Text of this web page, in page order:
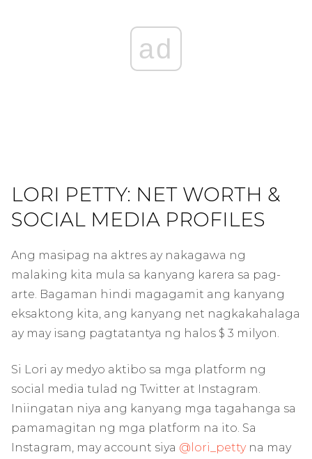
ad
LORI PETTY: NET WORTH &
SOCIAL MEDIA PROFILES
Ang masipag na aktres ay nakagawa ng
malaking kita mula sa kanyang karera sa pag-
arte. Bagaman hindi magagamit ang kanyang
eksaktong kita, ang kanyang net nagkakahalaga
ay may isang pagtatantya ng halos $ 3 milyon.
Si Lori ay medyo aktibo sa mga platform ng
social media tulad ng Twitter at Instagram.
Iniingatan niya ang kanyang mga tagahanga sa
pamamagitan ng mga platform na ito. Sa
Instagram, may account siya @lori_pettyna may